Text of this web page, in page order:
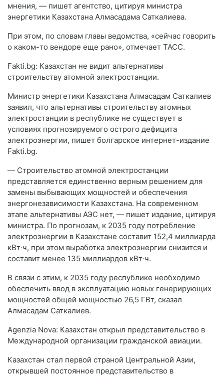
мнения, — пишет агентство, цитируя министра
энергетики Казахстана Алмасадама Саткалиева.
При этом, по словам главы ведомства, «сейчас говорить
о каком-то вендоре еще рано», отмечает ТАСС.
Fakti.bg: Казахстан не видит альтернативы
строительству атомной электростанции.
Министр энергетики Казахстана Алмасадам Саткалиев
заявил, что альтернативы строительству атомных
электростанции в республике не существует в
условиях прогнозируемого острого дефицита
электроэнергии, пишет болгарское интернет-издание
Fakti.bg.
— Строительство атомной электростанции
представляется единственно верным решением для
замены выбывающих мощностей и обеспечения
энергонезависимости Казахстана. На современном
этапе альтернативы АЭС нет, — пишет издание, цитируя
министра. По прогнозам, к 2035 году потребление
электроэнергии в Казахстане составит 152,4 миллиарда
кВт·ч, при этом выработка электроэнергии снизится и
составит менее 135 миллиардов кВт·ч.
В связи с этим, к 2035 году республике необходимо
обеспечить ввод в эксплуатацию новых генерирующих
мощностей общей мощностью 26,5 ГВт, сказал
Алмасадам Саткалиев.
Agenzia Nova: Казахстан открыл представительство в
Международной организации гражданской авиации.
Казахстан стал первой страной Центральной Азии,
открывшей постоянное представительство в